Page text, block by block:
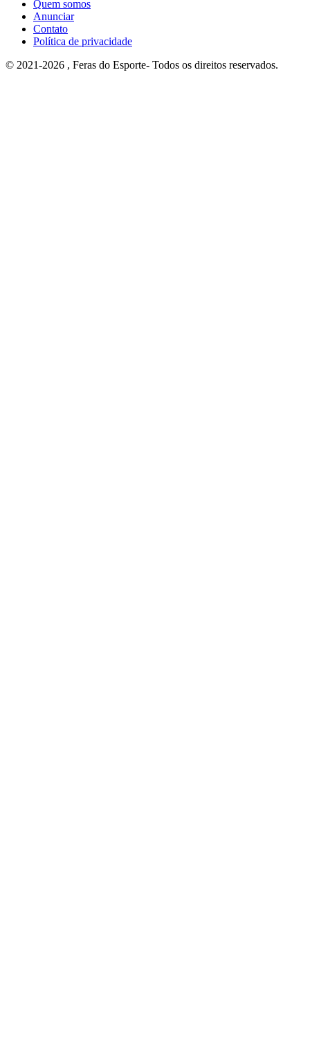
Quem somos
Anunciar
Contato
Política de privacidade
© 2021-2026 , Feras do Esporte- Todos os direitos reservados.